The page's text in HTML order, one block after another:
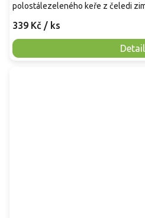
339 Kč / ks
Detail
polostálezeleného keře z čeledi